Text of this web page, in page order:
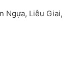
Ngựa, Liễu Giai,